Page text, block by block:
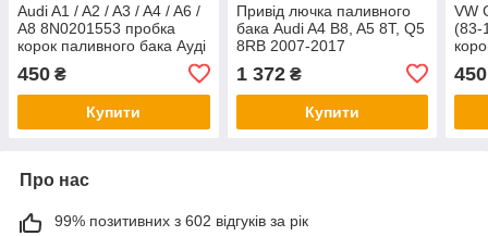
Audi A1 / A2 / A3 / A4 / A6 /
A8 8N0201553 пробка
корок паливного бака Ауді
450 ₴
Купити
Привід лючка паливного
бака Audi A4 B8, A5 8T, Q5
8RB 2007-2017
1 372₴
Купити
VW
(83-
450
Про нас
99% позитивних з 602 відгуків за рік